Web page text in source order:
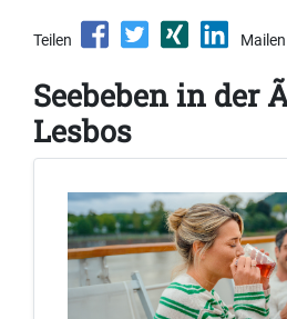
Teilen Mailen
Seebeben in der
Lesbos